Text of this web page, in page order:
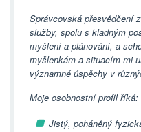
Správcovská přesvědčení
služby, spolu s kladným
myšlení a plánování, a
myšlenkám a situacím mi
významné úspěchy v
Moje osobnostní profil říká:
Jistý, poháněný